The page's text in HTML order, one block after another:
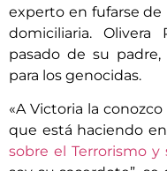
experto en fufarse
domiciliaria.
pasado de su
para los genocidas.
«A Victoria la
que está haciendo
sobre el Terrorismo y